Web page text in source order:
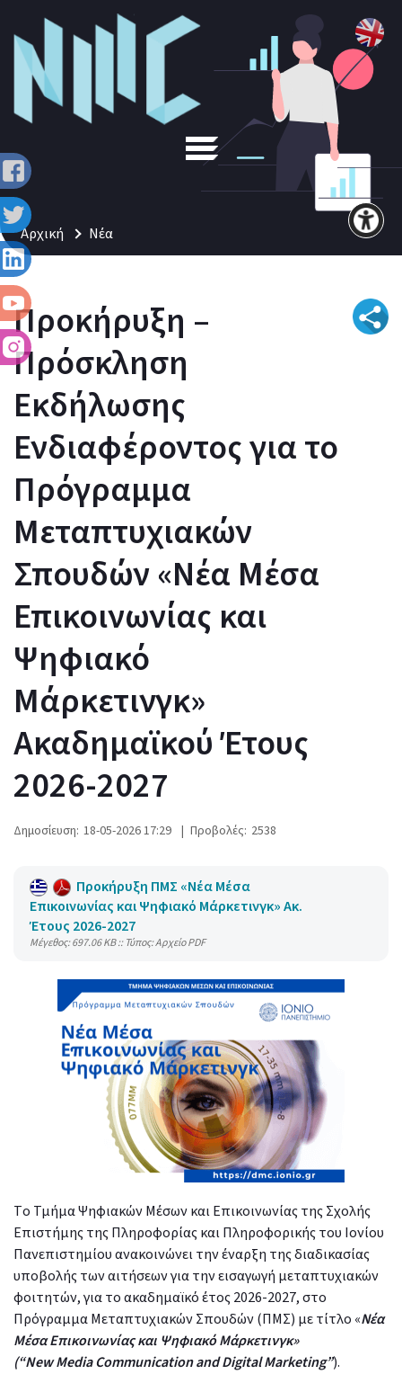
Αρχική Νέα
Προκήρυξη –
Πρόσκληση
Εκδήλωσης
Ενδιαφέροντος για το
Πρόγραμμα
Μεταπτυχιακών
Σπουδών «Νέα Μέσα
Επικοινωνίας και
Ψηφιακό
Μάρκετινγκ»
Ακαδημαϊκού Έτους
2026-2027
Δημοσίευση: 18-05-2026 17:29 | Προβολές: 2538
Προκήρυξη ΠΜΣ «Νέα Μέσα
Επικοινωνίας και Ψηφιακό Μάρκετινγκ» Ακ.
Έτους 2026-2027
Mέγεθος: 697.06 KB :: Τύπος: Αρχείο PDF
Tο Τμήμα Ψηφιακών Μέσων και Επικοινωνίας της Σχολής
Επιστήμης της Πληροφορίας και Πληροφορικής του Ιονίου
Πανεπιστημίου ανακοινώνει την έναρξη της διαδικασίας
υποβολής των αιτήσεων για την εισαγωγή μεταπτυχιακών
φοιτητών, για το ακαδημαϊκό έτος 2026-2027, στο
Πρόγραμμα Μεταπτυχιακών Σπουδών (ΠΜΣ) με τίτλο «Νέα
Μέσα Επικοινωνίας και Ψηφιακό Μάρκετινγκ»
(“NewMediaCommunicationandDigitalMarketing”).